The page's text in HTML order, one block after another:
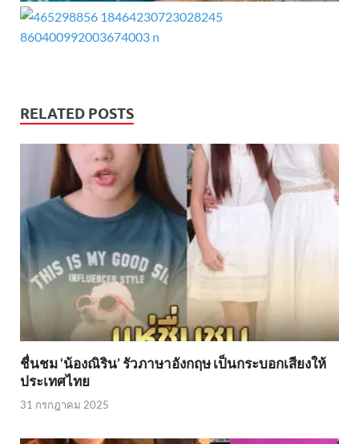
RELATED POSTS
ชื่นชม ‘น้องณิริน’ รัวภาษาอังกฤษ เป็นกระบอกเสียงให้
ประเทศไทย
31 กรกฎาคม 2025